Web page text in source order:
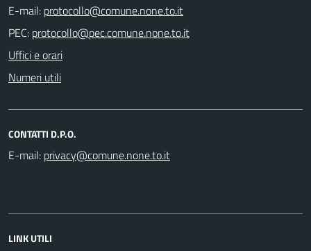
E-mail:
PEC:
Uffici e orari
Numeri utili
CONTATTI D.P.O.
E-mail:
LINK UTILI